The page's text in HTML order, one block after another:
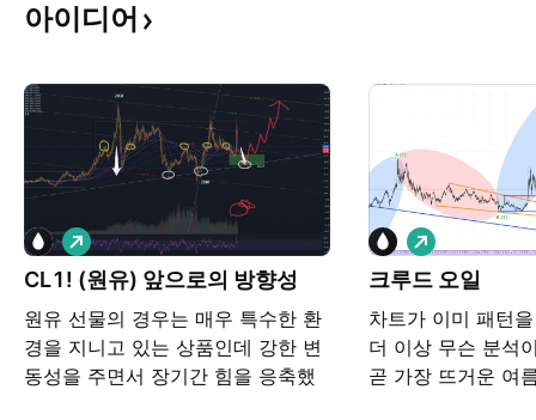
아이디어
CL1! (원유) 앞으로의 방향성
원유 선물의 경우는 매우 특수한 환
경을 지니고 있는 상품인데 강한 변
동성을 주면서 장기간 힘을 응축했
롱
크루드 오일
차트가 이미 패턴
더 이상 무슨 분석
곧 가장 뜨거운 여
롱